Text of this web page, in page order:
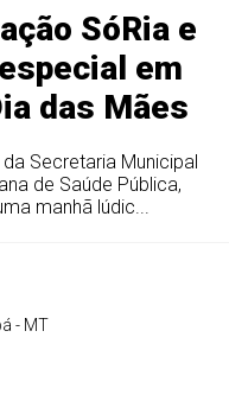
SóRia e
em
das Mães
Secretaria Municipal
de Saúde Pública,
manhã lúdic...
- MT